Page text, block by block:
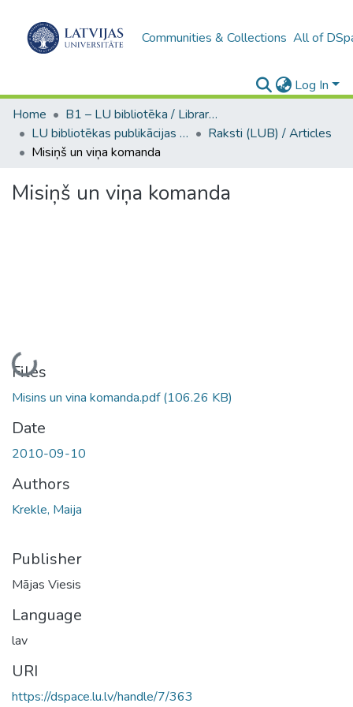
Communities & Collections All of
Log In
Home
B1 – LU bibliotēka / Library of the UL
LU bibliotēkas publikācijas / Publications of the University Library
Raksti (LUB) / Articles
Misiņš un viņa komanda
Misiņš un viņa komanda
Loading...
Files
Misins un vina komanda.pdf(106.26 KB)
Date
2010-09-10
Authors
Krekle, Maija
Publisher
Mājas Viesis
Language
lav
URI
https://dspace.lu.lv/handle/7/363